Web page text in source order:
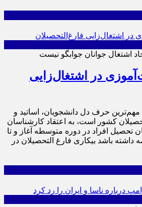
اشتغال جوانان جوابگو نیست
در اشتغال‌زایی
مهم‌ترین حرف دل دانشجویان، اساتید و
کشور است، به اعتقاد کارشناسان
تحصیل افراد در دوره متوسطه آغاز و تا
داشته باشد بیکاری فارغ التحصیلان در